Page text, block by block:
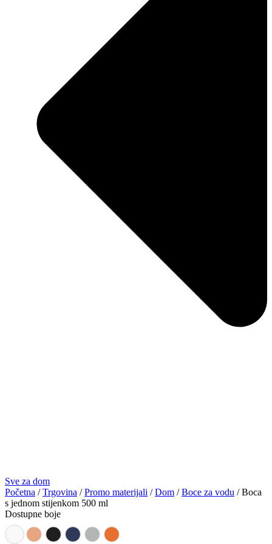
Sve za dom
Početna /Trgovina /Promo materijali /Dom /Boce za vodu / Boca
s jednom stijenkom 500 ml
Dostupne boje